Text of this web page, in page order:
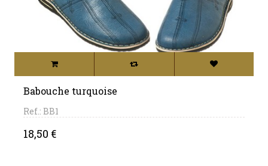
Babouche turquoise
Ref.: BB1
Price
18,50 €